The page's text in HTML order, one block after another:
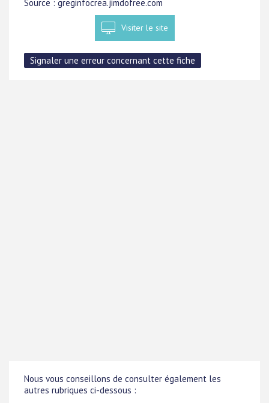
Source : greginfocrea.jimdofree.com
Visiter le site
Nous vous conseillons de consulter également les
autres rubriques ci-dessous :